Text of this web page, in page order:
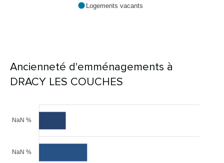
Logements vacants
Ancienneté d'emménagements à
DRACY LES COUCHES
NaN %
NaN %